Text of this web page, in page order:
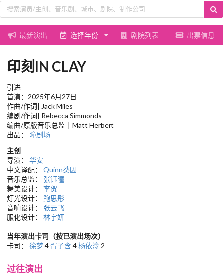
最新演出 选择年份 剧院列表 出票信息
印刻IN CLAY
引进
首演：2025年6月27日
作曲/作词| Jack Miles
编剧/作词| Rebecca Simmonds
编曲/原版音乐总监｜Matt Herbert
出品： 瞳剧场
主创
导演： 华安
中文译配： Quinn葵因
音乐总监： 张钰曈
舞美设计： 李贺
灯光设计： 鲍思彤
音响设计： 张云飞
服化设计： 林宇妍
当年演出卡司（按已演出场次）
卡司： 徐梦4胥子含4杨依泠 2
过往演出